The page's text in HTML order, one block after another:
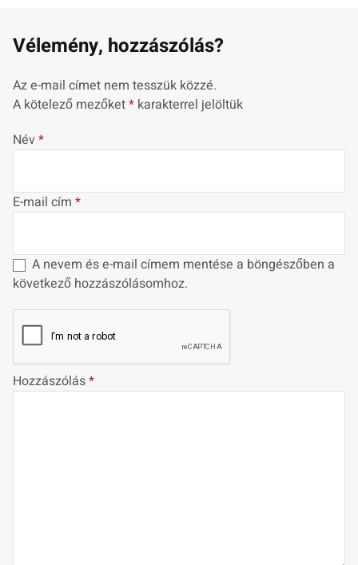
Vélemény, hozzászólás?
Az e-mail címet nem tesszük közzé.
A kötelező mezőket* karakterrel jelöltük
Név*
E-mail cím *
A nevem és e-mail címem mentése a böngészőben a
következő hozzászólásomhoz.
Hozzászólás*